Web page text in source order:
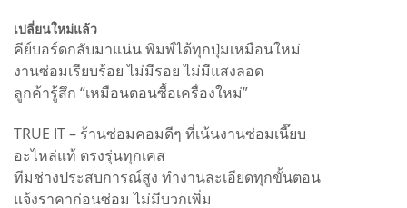
เปลี่ยนใหม่แล้ว
คีย์บอร์ดกลับมาแน่น พิมพ์ได้ทุกปุ่มเหมือนใหม่
งานซ่อมเรียบร้อย ไม่มีรอย ไม่มีแสงลอด
ลูกค้ารู้สึก “เหมือนตอนซื้อเครื่องใหม่”
TRUE IT – ร้านซ่อมคอมดีๆ ที่เน้นงานซ่อมเนี๊ยบ
อะไหล่แท้ ตรงรุ่นทุกเคส
ทีมช่างประสบการณ์สูง ทำงานละเอียดทุกขั้นตอน
แจ้งราคาก่อนซ่อม ไม่มีบวกเพิ่ม